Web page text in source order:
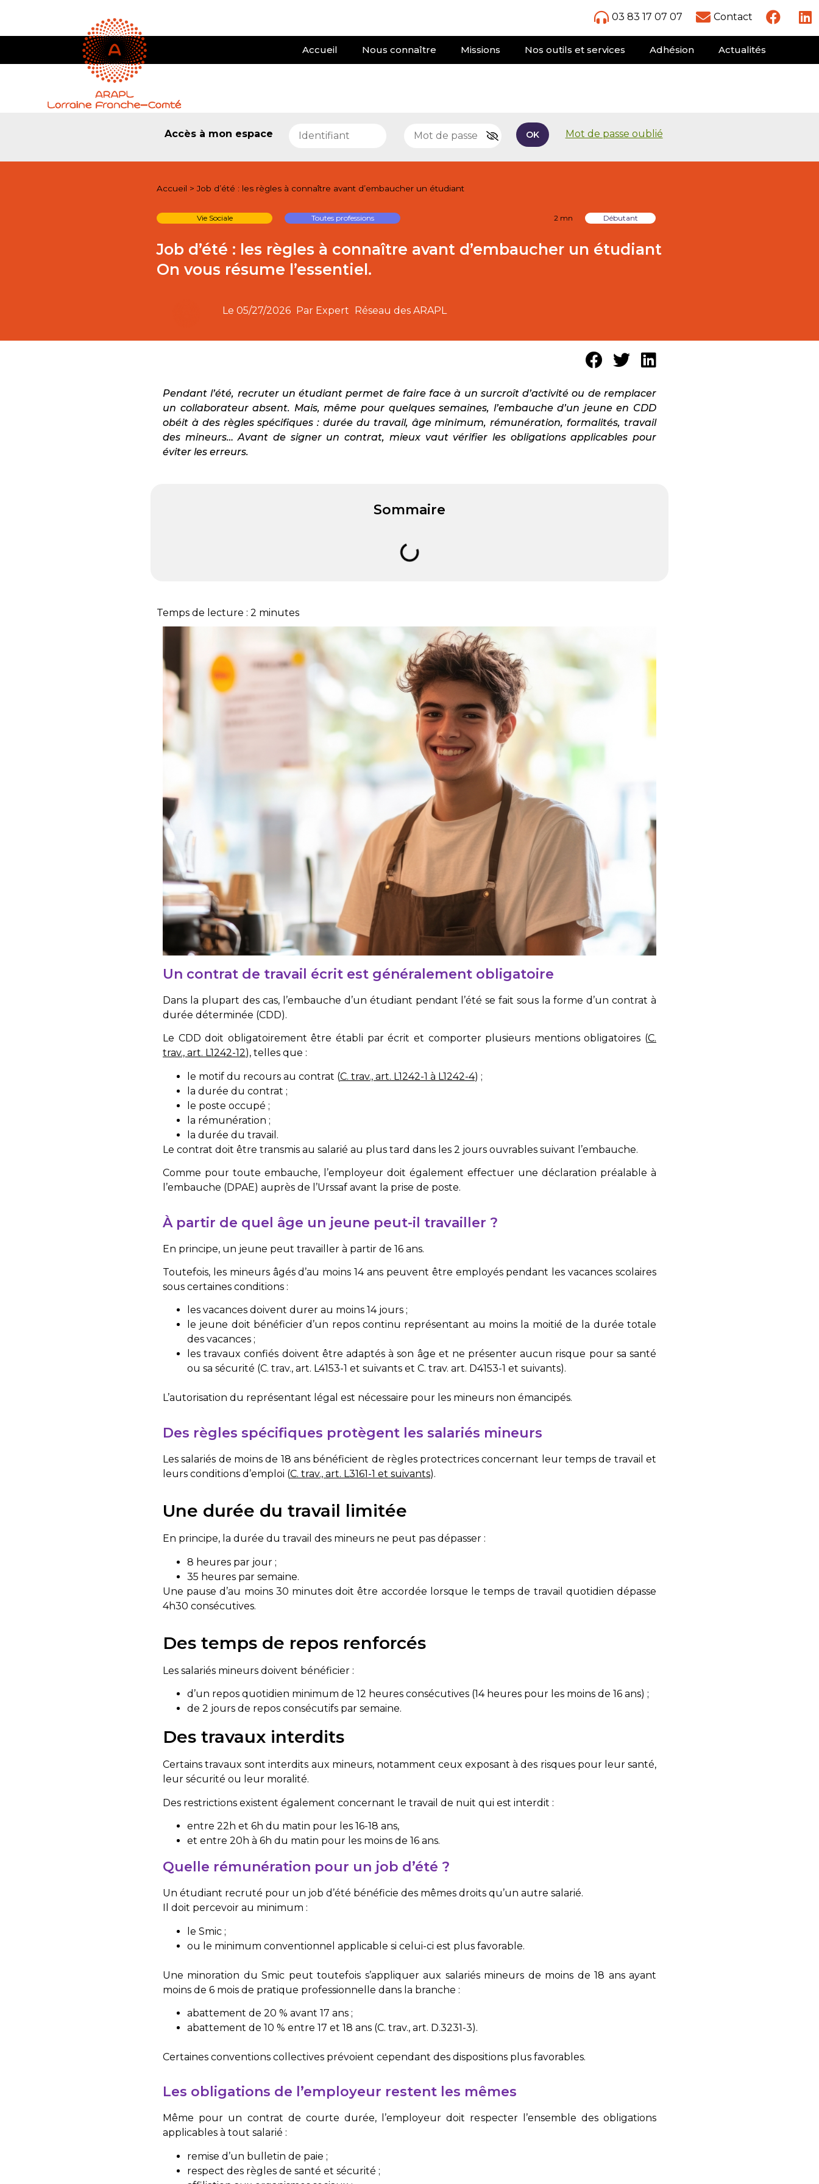
03 83 17 07 07 Contact
Accueil Nous connaître Missions Nos outils et services Adhésion Actualités
Accès à mon espace OK Mot de passe oublié
Accueil >Job d’été : les règles à connaître avant d’embaucher un étudiant
Vie Sociale Toutes professions 2 mn Débutant
Job d’été : les règles à connaître avant d’embaucher un étudiant
On vous résume l’essentiel.
Le 05/27/2026 Par Expert Réseau des ARAPL
Pendant l’été, recruter un étudiant permet de faire face à un surcroît d’activité ou de remplacer
un collaborateur absent. Mais, même pour quelques semaines, l’embauche d’un jeune en CDD
obéit à des règles spécifiques : durée du travail, âge minimum, rémunération, formalités, travail
des mineurs… Avant de signer un contrat, mieux vaut vérifier les obligations applicables pour
éviter les erreurs.
Sommaire
Temps de lecture : 2 minutes
Un contrat de travail écrit est généralement obligatoire
Dans la plupart des cas, l’embauche d’un étudiant pendant l’été se fait sous la forme d’un contrat à
durée déterminée (CDD).
Le CDD doit obligatoirement être établi par écrit et comporter plusieurs mentions obligatoires (C.
trav., art. L1242-12), telles que :
le motif du recours au contrat (C. trav., art. L1242-1 à L1242-4) ;
la durée du contrat ;
le poste occupé ;
la rémunération ;
la durée du travail.
Le contrat doit être transmis au salarié au plus tard dans les 2 jours ouvrables suivant l’embauche.
Comme pour toute embauche, l’employeur doit également effectuer une déclaration préalable à
l’embauche (DPAE) auprès de l’Urssaf avant la prise de poste.
À partir de quel âge un jeune peut-il travailler ?
En principe, un jeune peut travailler à partir de 16 ans.
Toutefois, les mineurs âgés d’au moins 14 ans peuvent être employés pendant les vacances scolaires
sous certaines conditions :
les vacances doivent durer au moins 14 jours ;
le jeune doit bénéficier d’un repos continu représentant au moins la moitié de la durée totale
des vacances ;
les travaux confiés doivent être adaptés à son âge et ne présenter aucun risque pour sa santé
ou sa sécurité (C. trav., art. L4153-1 et suivants et C. trav. art. D4153-1 et suivants).
L’autorisation du représentant légal est nécessaire pour les mineurs non émancipés.
Des règles spécifiques protègent les salariés mineurs
Les salariés de moins de 18 ans bénéficient de règles protectrices concernant leur temps de travail et
leurs conditions d’emploi (C. trav., art. L3161-1 et suivants).
Une durée du travail limitée
En principe, la durée du travail des mineurs ne peut pas dépasser :
8 heures par jour ;
35 heures par semaine.
Une pause d’au moins 30 minutes doit être accordée lorsque le temps de travail quotidien dépasse
4h30 consécutives.
Des temps de repos renforcés
Les salariés mineurs doivent bénéficier :
d’un repos quotidien minimum de 12 heures consécutives (14 heures pour les moins de 16 ans) ;
de 2 jours de repos consécutifs par semaine.
Des travaux interdits
Certains travaux sont interdits aux mineurs, notamment ceux exposant à des risques pour leur santé,
leur sécurité ou leur moralité.
Des restrictions existent également concernant le travail de nuit qui est interdit :
entre 22h et 6h du matin pour les 16-18 ans,
et entre 20h à 6h du matin pour les moins de 16 ans.
Quelle rémunération pour un job d’été ?
Un étudiant recruté pour un job d’été bénéficie des mêmes droits qu’un autre salarié.
Il doit percevoir au minimum :
le Smic ;
ou le minimum conventionnel applicable si celui-ci est plus favorable.
Une minoration du Smic peut toutefois s’appliquer aux salariés mineurs de moins de 18 ans ayant
moins de 6 mois de pratique professionnelle dans la branche :
abattement de 20 % avant 17 ans ;
abattement de 10 % entre 17 et 18 ans (C. trav., art. D.3231-3).
Certaines conventions collectives prévoient cependant des dispositions plus favorables.
Les obligations de l’employeur restent les mêmes
Même pour un contrat de courte durée, l’employeur doit respecter l’ensemble des obligations
applicables à tout salarié :
remise d’un bulletin de paie ;
respect des règles de santé et sécurité ;